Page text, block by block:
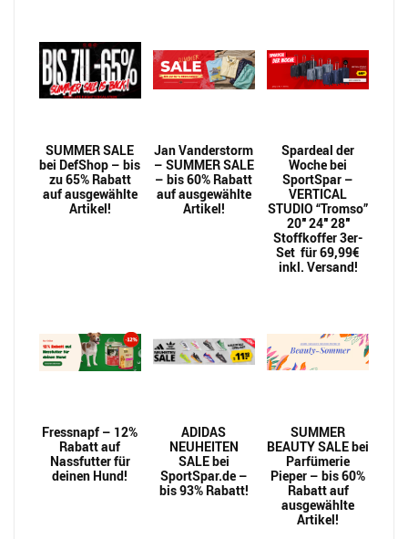
SUMMER SALE
bei DefShop – bis
zu 65% Rabatt
auf ausgewählte
Artikel!
Jan Vanderstorm
– SUMMER SALE
– bis 60% Rabatt
auf ausgewählte
Artikel!
Spardeal der
Woche bei
SportSpar –
VERTICAL
STUDIO “Tromso”
20″ 24″ 28″
Stoffkoffer 3er-
Set für 69,99€
inkl. Versand!
Fressnapf – 12%
Rabatt auf
Nassfutter für
deinen Hund!
ADIDAS
NEUHEITEN
SALE bei
SportSpar.de –
bis 93% Rabatt!
SUMMER
BEAUTY SALE bei
Parfümerie
Pieper – bis 60%
Rabatt auf
ausgewählte
Artikel!